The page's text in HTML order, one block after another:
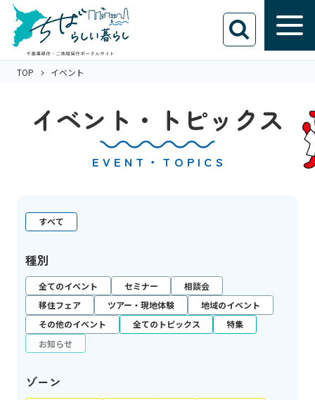
TOP イベント
イベント・トピックス
EVENT・TOPICS
すべて
種別
全てのイベント セミナー
相談会
移住フェア
ツアー・現地体験
地域のイベント
その他のイベント
全てのトピックス
特集
お知らせ
ゾーン